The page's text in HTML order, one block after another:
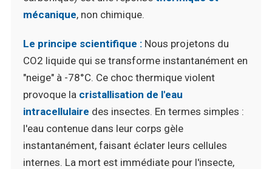
mécanique, non chimique.
Le principe scientifique : Nous projetons du
CO2 liquide qui se transforme instantanément en
"neige" à -78°C. Ce choc thermique violent
provoque la cristallisation de l'eau
intracellulaire des insectes. En termes simples :
l'eau contenue dans leur corps gèle
instantanément, faisant éclater leurs cellules
internes. La mort est immédiate pour l'insecte,